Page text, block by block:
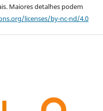
Maiores detalhes podem
licenses/by-nc-nd/4.0